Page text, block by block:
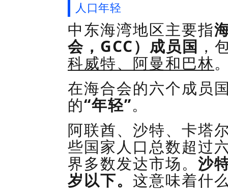
人口年轻
中东海湾地区主要指
会 ， GCC）成员国 ，
科威特、阿曼和巴林
在海合会的六个成员
的“年轻”。
阿联酋、沙特、卡塔
些国家人口总数超过
界多数发达市场。 沙
岁以下。 这意味着什